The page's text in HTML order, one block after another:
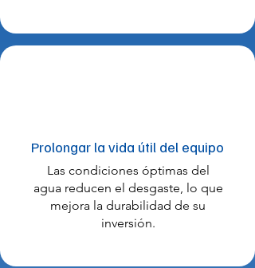
Prolongar la vida útil del equipo
Las condiciones óptimas del
agua reducen el desgaste, lo que
mejora la durabilidad de su
inversión.